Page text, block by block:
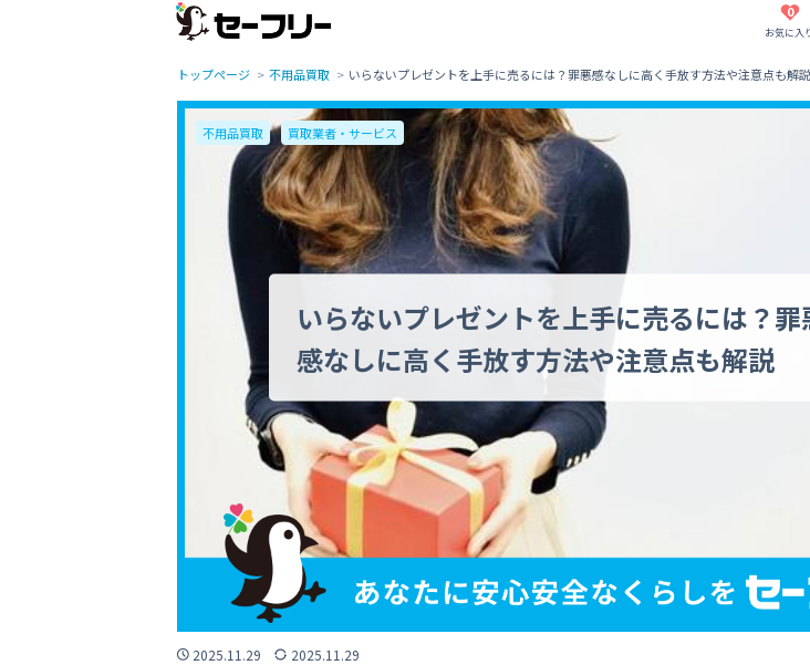
0
お気に入
トップページ 不用品買取 いらないプレゼントを上手に売るには？罪悪感なしに高く手放す方法や注意点も解説
いらないプレゼントを上手に売るには？罪
感なしに高く手放す方法や注意点も解説
不用品買取 買取業者・サービス
2025.11.29 2025.11.29